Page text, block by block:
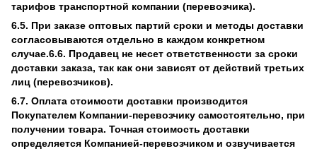
тарифов транспортной компании (перевозчика).
6.5. При заказе оптовых партий сроки и методы доставки
согласовываются отдельно в каждом конкретном
случае.6.6. Продавец не несет ответственности за сроки
доставки заказа, так как они зависят от действий третьих
лиц (перевозчиков).
6.7. Оплата стоимости доставки производится
Покупателем Компании-перевозчику самостоятельно, при
получении товара. Точная стоимость доставки
определяется Компанией-перевозчиком и озвучивается